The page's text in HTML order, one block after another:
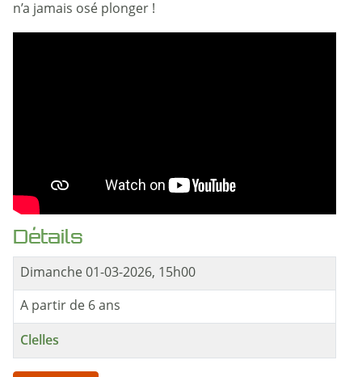
n’a jamais osé plonger !
Détails
Dimanche 01-03-2026, 15h00
A partir de 6 ans
Clelles